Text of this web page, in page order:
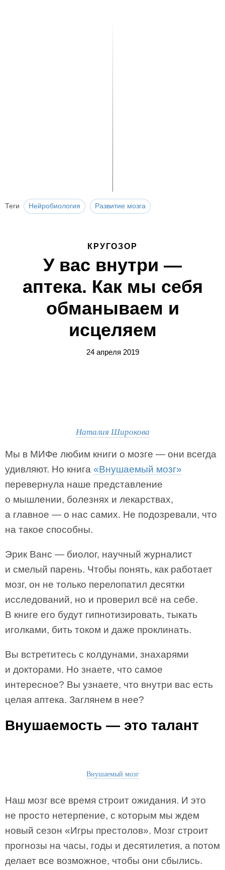
Теги Нейробиология Развитие мозга
КРУГОЗОР
У вас внутри —
аптека. Как мы себя
обманываем и
исцеляем
24 апреля 2019
Наталия Широкова
Мы в МИФе любим книги о мозге — они всегда
удивляют. Но книга «Внушаемый мозг»
перевернула наше представление
о мышлении, болезнях и лекарствах,
а главное — о нас самих. Не подозревали, что
на такое способны.
Эрик Ванс — биолог, научный журналист
и смелый парень. Чтобы понять, как работает
мозг, он не только перелопатил десятки
исследований, но и проверил всё на себе.
В книге его будут гипнотизировать, тыкать
иголками, бить током и даже проклинать.
Вы встретитесь с колдунами, знахарями
и докторами. Но знаете, что самое
интересное? Вы узнаете, что внутри вас есть
целая аптека. Заглянем в нее?
Внушаемость — это талант
Внушаемый мозг
Наш мозг все время строит ожидания. И это
не просто нетерпение, с которым мы ждем
новый сезон «Игры престолов». Мозг строит
прогнозы на часы, годы и десятилетия, а потом
делает все возможное, чтобы они сбылись.